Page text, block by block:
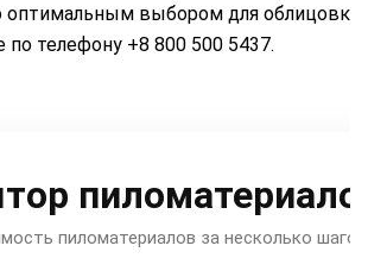
оптимальным выбором для облицовки как
телефону +8 800 500 5437.
пиломатериалов
пиломатериалов за несколько шагов